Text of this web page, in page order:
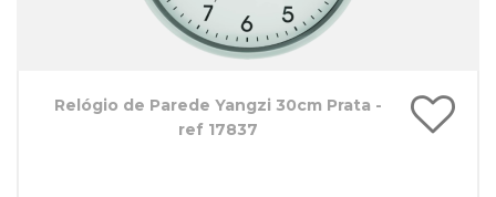
Relógio de Parede Yangzi 30cm Prata -
ref 17837